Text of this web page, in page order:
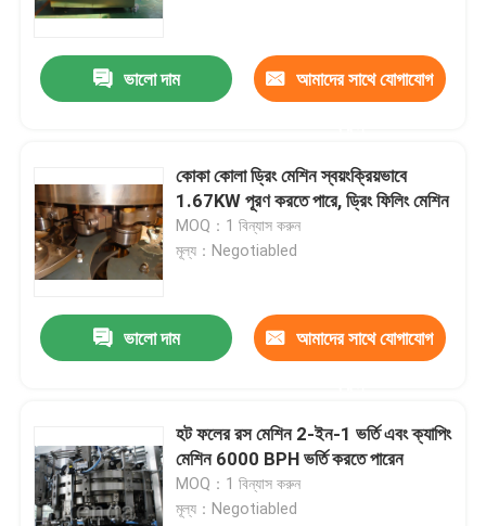
ভালো দাম আমাদের সাথে যোগাযোগ
কোকা কোলা ড্রিং মেশিন স্বয়ংক্রিয়ভাবে
1.67KW পূরণ করতে পারে, ড্রিং ফিলিং মেশিন
MOQ：1 বিন্যাস করুন
মূল্য：Negotiabled
ভালো দাম আমাদের সাথে যোগাযোগ
হট ফলের রস মেশিন 2-ইন-1 ভর্তি এবং ক্যাপিং
মেশিন 6000 BPH ভর্তি করতে পারেন
MOQ：1 বিন্যাস করুন
মূল্য：Negotiabled